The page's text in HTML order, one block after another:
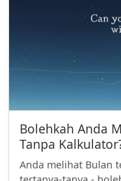
Bolehkah Anda
Tanpa
Anda melihat Bulan